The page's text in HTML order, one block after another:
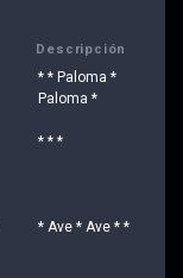
Descripción
* * Paloma *
Paloma *
* * *
* Ave * Ave * *